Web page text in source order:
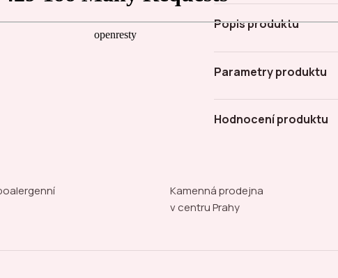
Popis produktu
Parametry produktu
Hodnocení produktu
Kamenná prodejna
v centru Prahy